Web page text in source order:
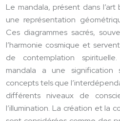
Le mandala, présent dans
une représentation
Ces diagrammes sacrés,
l’harmonie cosmique et
de contemplation
mandala a une signification
concepts tels que
différents niveaux de
l’illumination. La création et la